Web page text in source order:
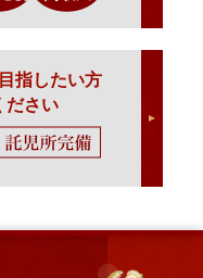
指したい方
ださい